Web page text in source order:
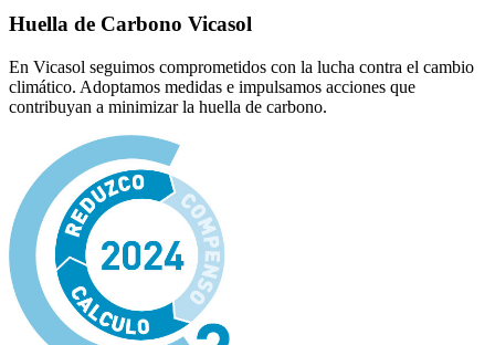
Huella de Carbono Vicasol
En Vicasol seguimos comprometidos con la lucha contra el cambio
climático. Adoptamos medidas e impulsamos acciones que
contribuyan a minimizar la huella de carbono.